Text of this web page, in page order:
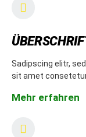
Sadipscing elitr,
sit amet
Mehr erfahren